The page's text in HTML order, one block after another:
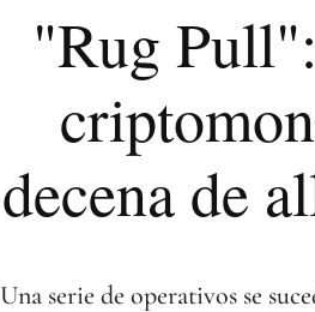
"Rug
decena de
Una serie de operativos se